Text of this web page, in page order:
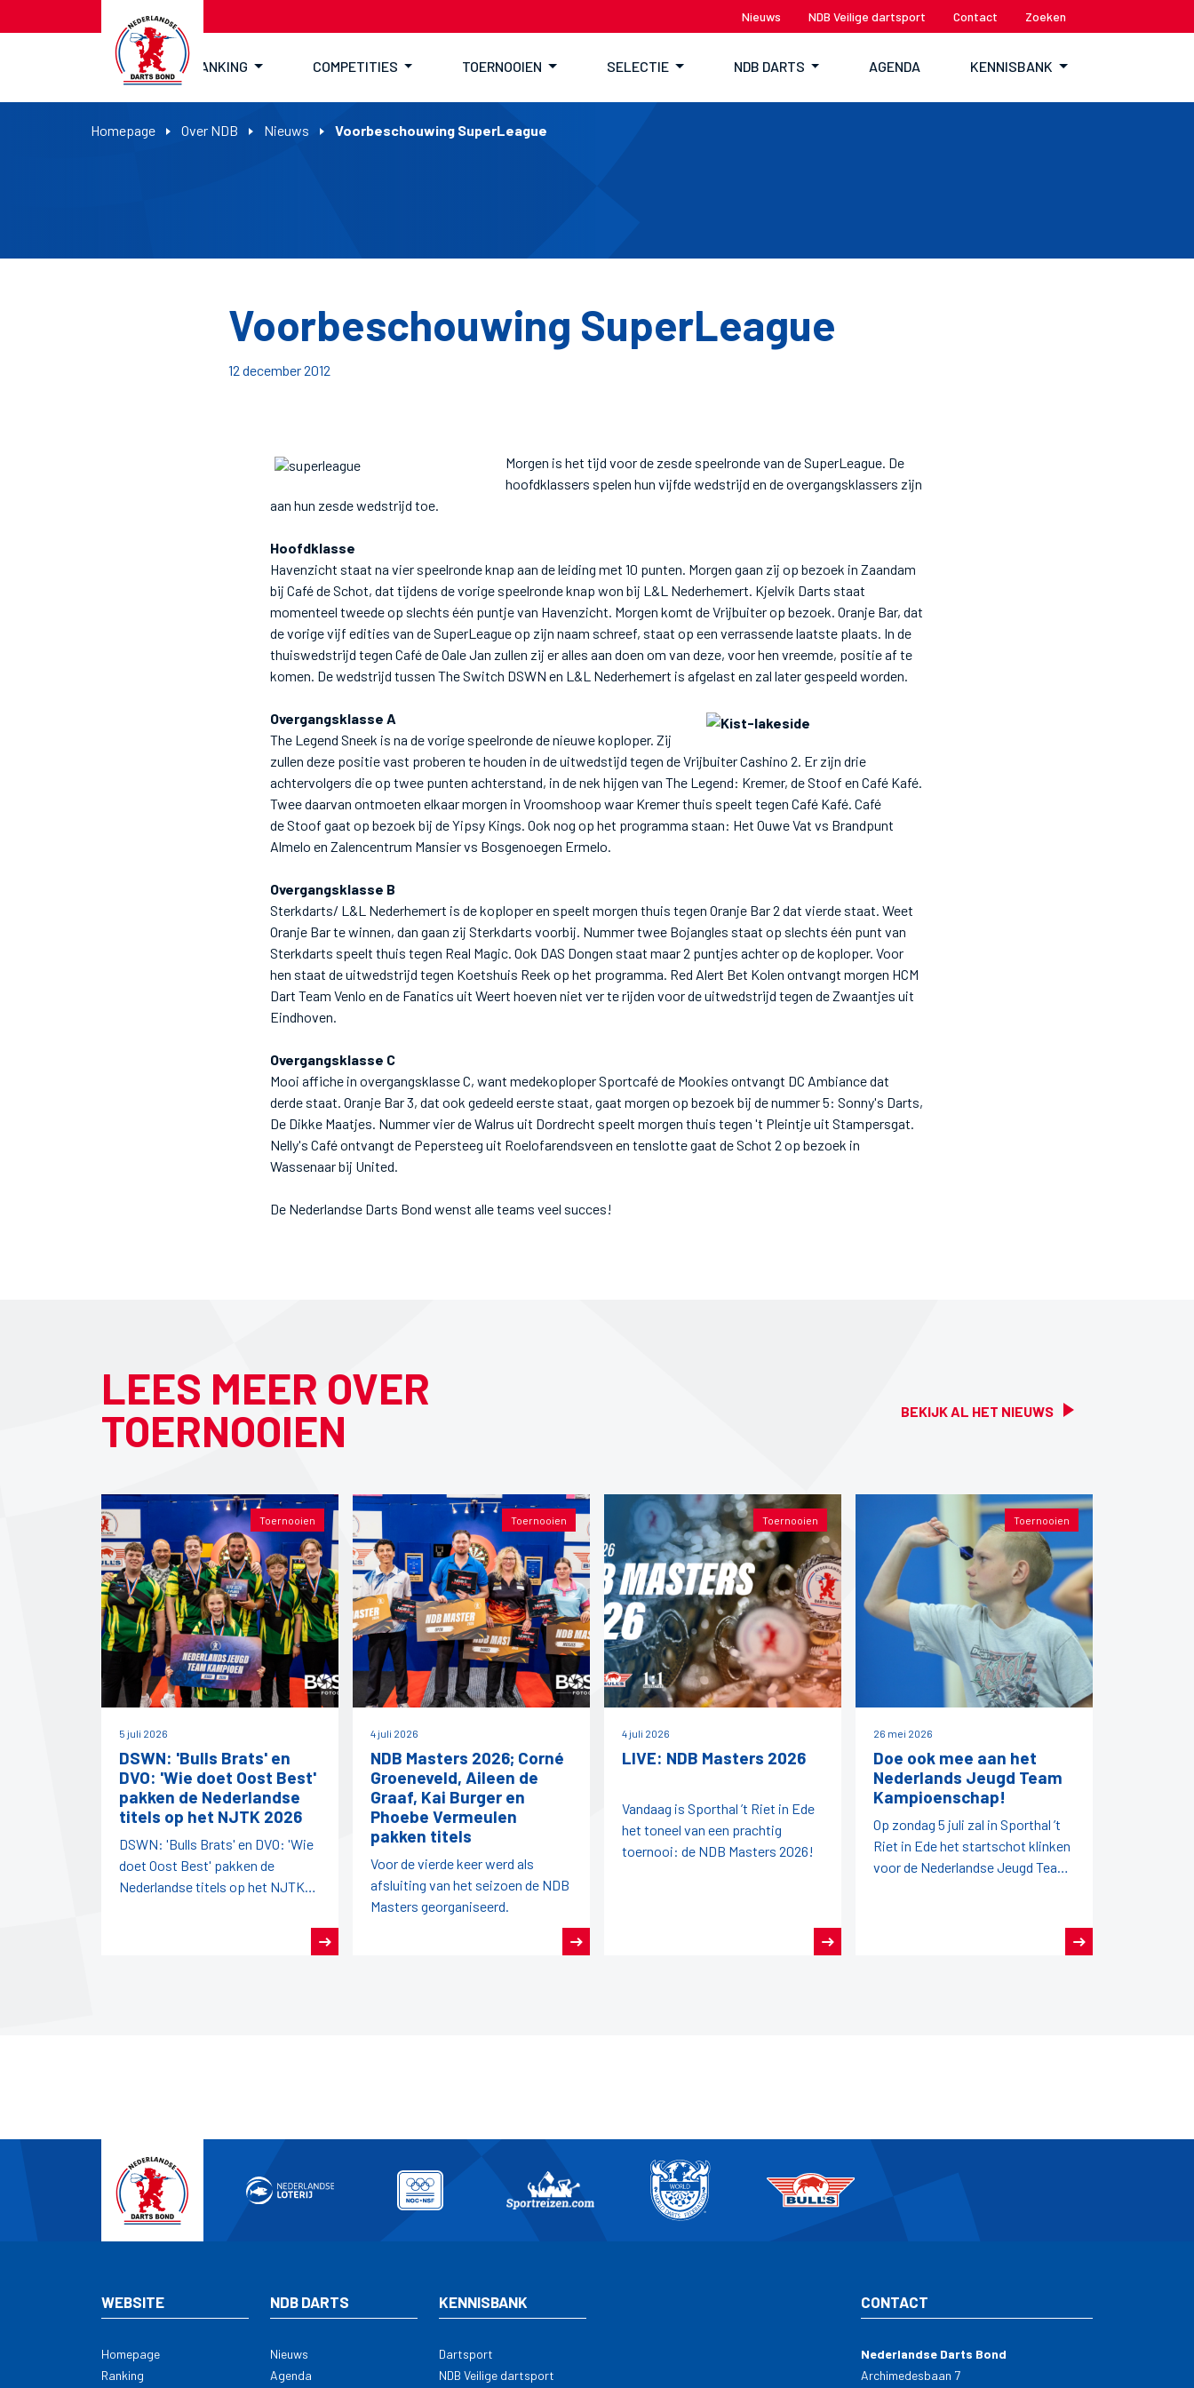
Nieuws NDB Veilige dartsport Contact Zoeken
RANKING COMPETITIES TOERNOOIEN SELECTIE NDB DARTS AGENDA KENNISBANK
Homepage Over NDB Nieuws Voorbeschouwing SuperLeague
Voorbeschouwing SuperLeague
12 december 2012
Morgen is het tijd voor de zesde speelronde van de SuperLeague. De
hoofdklassers spelen hun vijfde wedstrijd en de overgangsklassers zijn
aan hun zesde wedstrijd toe.
Hoofdklasse
Havenzicht staat na vier speelronde knap aan de leiding met 10 punten. Morgen gaan zij op bezoek in Zaandam
bij Café de Schot, dat tijdens de vorige speelronde knap won bij L&L Nederhemert. Kjelvik Darts staat
momenteel tweede op slechts één puntje van Havenzicht. Morgen komt de Vrijbuiter op bezoek. Oranje Bar, dat
de vorige vijf edities van de SuperLeague op zijn naam schreef, staat op een verrassende laatste plaats. In de
thuiswedstrijd tegen Café de Oale Jan zullen zij er alles aan doen om van deze, voor hen vreemde, positie af te
komen. De wedstrijd tussen The Switch DSWN en L&L Nederhemert is afgelast en zal later gespeeld worden.
Overgangsklasse A
The Legend Sneek is na de vorige speelronde de nieuwe koploper. Zij
zullen deze positie vast proberen te houden in de uitwedstijd tegen de Vrijbuiter Cashino 2. Er zijn drie
achtervolgers die op twee punten achterstand, in de nek hijgen van The Legend: Kremer, de Stoof en Café Kafé.
Twee daarvan ontmoeten elkaar morgen in Vroomshoop waar Kremer thuis speelt tegen Café Kafé. Café
de Stoof gaat op bezoek bij de Yipsy Kings. Ook nog op het programma staan: Het Ouwe Vat vs Brandpunt
Almelo en Zalencentrum Mansier vs Bosgenoegen Ermelo.
Overgangsklasse B
Sterkdarts/ L&L Nederhemert is de koploper en speelt morgen thuis tegen Oranje Bar 2 dat vierde staat. Weet
Oranje Bar te winnen, dan gaan zij Sterkdarts voorbij. Nummer twee Bojangles staat op slechts één punt van
Sterkdarts speelt thuis tegen Real Magic. Ook DAS Dongen staat maar 2 puntjes achter op de koploper. Voor
hen staat de uitwedstrijd tegen Koetshuis Reek op het programma. Red Alert Bet Kolen ontvangt morgen HCM
Dart Team Venlo en de Fanatics uit Weert hoeven niet ver te rijden voor de uitwedstrijd tegen de Zwaantjes uit
Eindhoven.
Overgangsklasse C
Mooi affiche in overgangsklasse C, want medekoploper Sportcafé de Mookies ontvangt DC Ambiance dat
derde staat. Oranje Bar 3, dat ook gedeeld eerste staat, gaat morgen op bezoek bij de nummer 5: Sonny's Darts,
De Dikke Maatjes. Nummer vier de Walrus uit Dordrecht speelt morgen thuis tegen 't Pleintje uit Stampersgat.
Nelly's Café ontvangt de Pepersteeg uit Roelofarendsveen en tenslotte gaat de Schot 2 op bezoek in
Wassenaar bij United.
De Nederlandse Darts Bond wenst alle teams veel succes!
LEES MEER OVER
TOERNOOIEN
BEKIJK AL HET NIEUWS
Toernooien
5 juli 2026
DSWN: 'Bulls Brats' en
DVO: 'Wie doet Oost Best'
pakken de Nederlandse
titels op het NJTK 2026
DSWN: 'Bulls Brats' en DVO: 'Wie
doet Oost Best' pakken de
Nederlandse titels op het NJTK
Toernooien
4 juli 2026
NDB Masters 2026; Corné
Groeneveld, Aileen de
Graaf, Kai Burger en
Phoebe Vermeulen
pakken titels
Voor de vierde keer werd als
afsluiting van het seizoen de NDB
Masters georganiseerd.
Toernooien
4 juli 2026
LIVE: NDB Masters 2026
Vandaag is Sporthal ’t Riet in Ede
het toneel van een prachtig
toernooi: de NDB Masters 2026!
Toernooien
26 mei 2026
Doe ook mee aan het
Nederlands Jeugd Team
Kampioenschap!
Op zondag 5 juli zal in Sporthal ’t
Riet in Ede het startschot klinken
voor de Nederlandse Jeugd Team
WEBSITE
Homepage
Ranking
NDB DARTS
Nieuws
Agenda
KENNISBANK
Dartsport
NDB Veilige dartsport
CONTACT
Nederlandse Darts Bond
Archimedesbaan 7